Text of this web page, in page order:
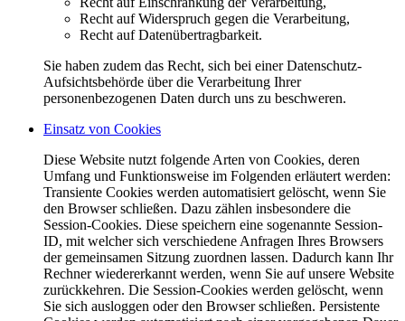
Recht auf Widerspruch gegen die Verarbeitung,
Recht auf Datenübertragbarkeit.
Sie haben zudem das Recht, sich bei einer Datenschutz-
Aufsichtsbehörde über die Verarbeitung Ihrer
personenbezogenen Daten durch uns zu beschweren.
Einsatz von Cookies
Diese Website nutzt folgende Arten von Cookies, deren
Umfang und Funktionsweise im Folgenden erläutert werden:
Transiente Cookies werden automatisiert gelöscht, wenn Sie
den Browser schließen. Dazu zählen insbesondere die
Session-Cookies. Diese speichern eine sogenannte Session-
ID, mit welcher sich verschiedene Anfragen Ihres Browsers
der gemeinsamen Sitzung zuordnen lassen. Dadurch kann Ihr
Rechner wiedererkannt werden, wenn Sie auf unsere Website
zurückkehren. Die Session-Cookies werden gelöscht, wenn
Sie sich ausloggen oder den Browser schließen. Persistente